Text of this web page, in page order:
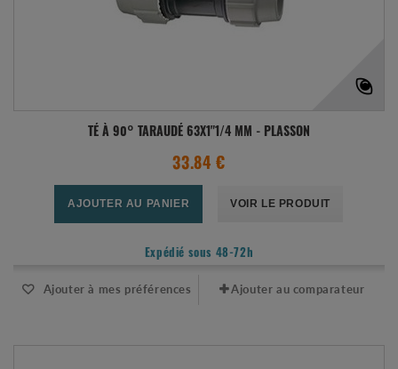
TÉ À 90° TARAUDÉ 63X1"1/4 MM - PLASSON
33.84 €
AJOUTER AU PANIER VOIR LE PRODUIT
Expédié sous 48-72h
Ajouter à mes préférences Ajouter au comparateur